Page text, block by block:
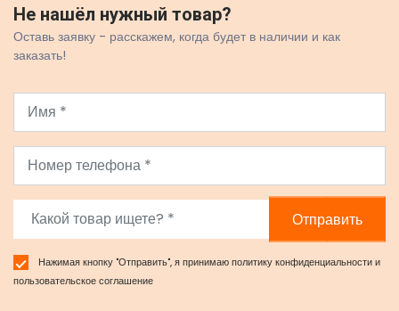
Не нашёл нужный товар?
Оставь заявку - расскажем, когда будет в наличии и как
заказать!
Отправить
Нажимая кнопку "Отправить", я принимаюполитику конфиденциальностии
пользовательское соглашение